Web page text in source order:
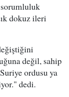
dokuz ileri
değil, sahip
ordusu ya
dedi.